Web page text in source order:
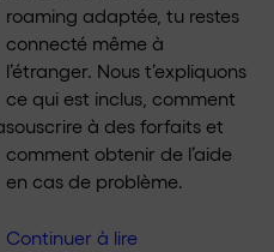
roaming adaptée, tu restes
connecté même à
l’étranger. Nous t’expliquons
ce qui est inclus, comment
souscrire à des forfaits et
comment obtenir de l’aide
en cas de problème.
Continuer à lire